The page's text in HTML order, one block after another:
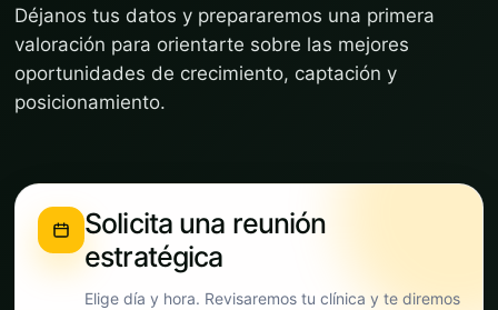
Déjanos tus datos y prepararemos una primera
valoración para orientarte sobre las mejores
oportunidades de crecimiento, captación y
posicionamiento.
Solicita una reunión
estratégica
Elige día y hora. Revisaremos tu clínica y te diremos